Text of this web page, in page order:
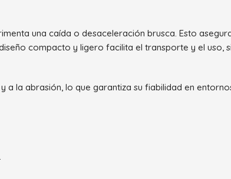
una caída o desaceleración brusca. Esto
compacto y ligero facilita el transporte y el uso,
a la abrasión, lo que garantiza su fiabilidad en